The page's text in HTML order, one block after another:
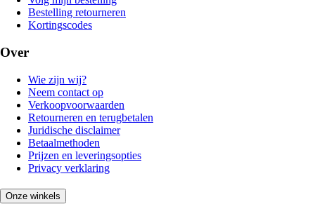
Bestelling retourneren
Kortingscodes
Over
Wie zijn wij?
Neem contact op
Verkoopvoorwaarden
Retourneren en terugbetalen
Juridische disclaimer
Betaalmethoden
Prijzen en leveringsopties
Privacy verklaring
Onze winkels